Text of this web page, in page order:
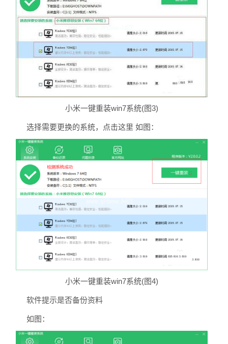
小米一键重装win7系统(图3)
选择需要更换的系统，点击这里 如图：
小米一键重装win7系统(图4)
软件提示是否备份资料
如图：